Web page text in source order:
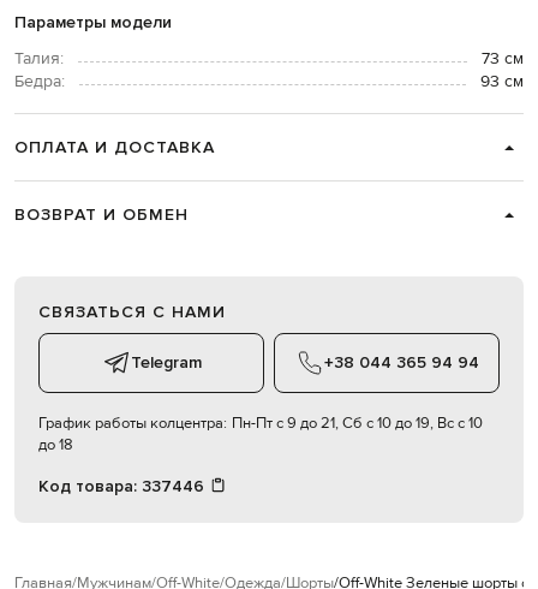
Параметры модели
Талия:
73 см
Бедра:
93 см
ОПЛАТА И ДОСТАВКА
ВОЗВРАТ И ОБМЕН
СВЯЗАТЬСЯ С НАМИ
Telegram +38 044 365 94 94
График работы колцентра: Пн-Пт с 9 до 21, Сб с 10 до 19, Вс с 10
до 18
Код товара: 337446
Главная Мужчинам Off-White Одежда Шорты Off-White Зеленые шорты с